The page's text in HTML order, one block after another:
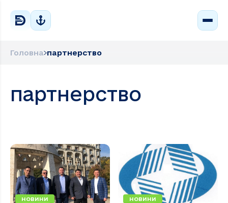
Головна партнерство
партнерство
НОВИНИ НОВИНИ